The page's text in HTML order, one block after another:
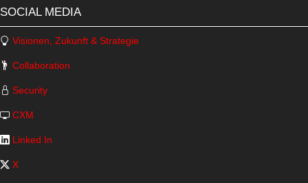
SOCIAL MEDIA
Visionen, Zukunft & Strategie
Collaboration
Security
CXM
Linked In
X